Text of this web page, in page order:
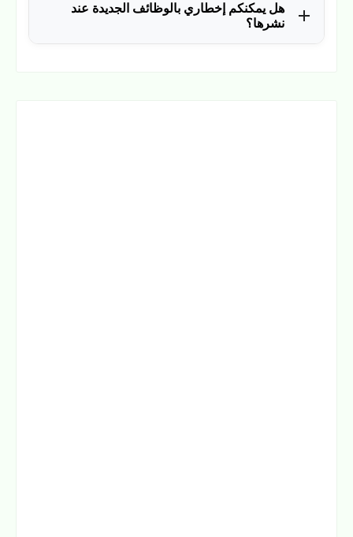
الوظائف، وكانت سببًا في توظيف آلاف من المتابعين.
هل يمكنكم إخطاري بالوظائف الجديدة عند
نشرها؟